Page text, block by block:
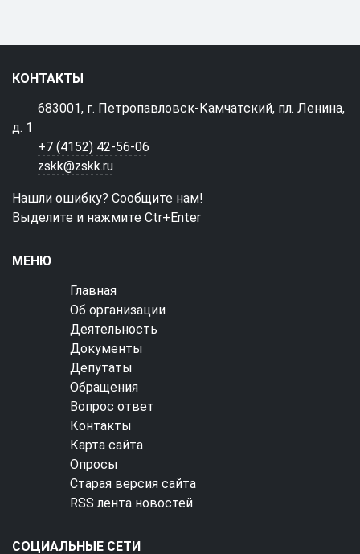
КОНТАКТЫ
683001, г. Петропавловск-Камчатский, пл. Ленина,
д. 1
+7 (4152) 42-56-06
zskk@zskk.ru
Нашли ошибку? Сообщите нам!
Выделите и нажмите Ctr+Enter
МЕНЮ
Главная
Об организации
Деятельность
Документы
Депутаты
Обращения
Вопрос ответ
Контакты
Карта сайта
Опросы
Старая версия сайта
RSS лента новостей
СОЦИАЛЬНЫЕ СЕТИ